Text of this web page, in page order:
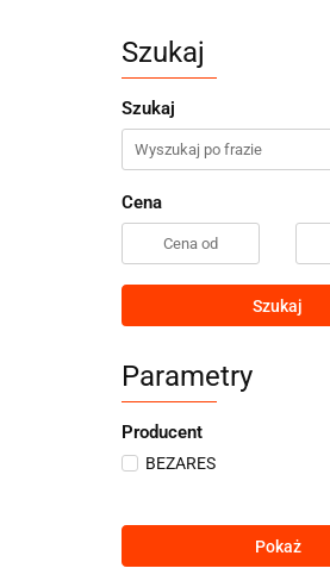
Szukaj
Szukaj
Cena
Szukaj
Parametry
Producent
BEZARES
Pokaż